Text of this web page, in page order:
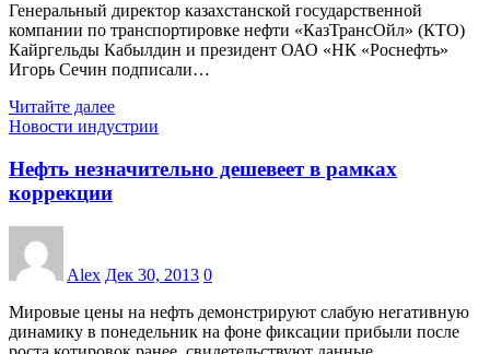
Генеральный директор казахстанской государственной
компании по транспортировке нефти «КазТрансОйл» (КТО)
Кайргельды Кабылдин и президент ОАО «НК «Роснефть»
Игорь Сечин подписали…
Читайте далее
Новости индустрии
Нефть незначительно дешевеет в рамках
коррекции
Alex Дек 30, 2013 0
Мировые цены на нефть демонстрируют слабую негативную
динамику в понедельник на фоне фиксации прибыли после